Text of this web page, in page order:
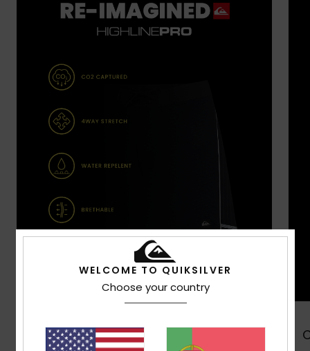
Comprar
WELCOME TO QUIKSILVER
Choose your country